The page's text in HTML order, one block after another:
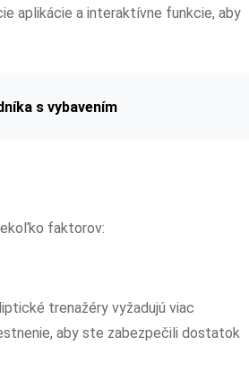
aplikácie a interaktívne funkcie, aby
s vybavením
faktorov:
trenažéry vyžadujú viac
aby ste zabezpečili dostatok